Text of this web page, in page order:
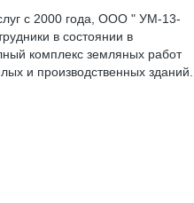
с 2000 года, ООО " УМ-13-
в состоянии в
комплекс земляных работ
и производственных зданий.